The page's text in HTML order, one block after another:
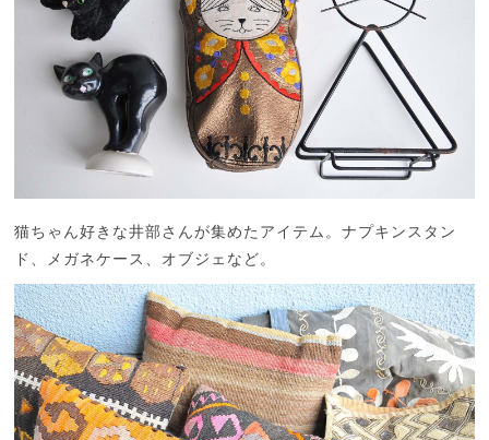
猫ちゃん好きな井部さんが集めたアイテム。ナプキンスタン
ド、メガネケース、オブジェなど。